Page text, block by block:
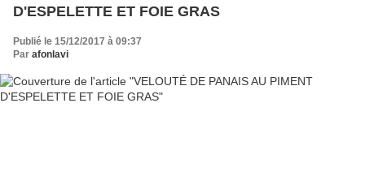
D'ESPELETTE ET FOIE GRAS
Publié le 15/12/2017 à 09:37
Par afonlavi